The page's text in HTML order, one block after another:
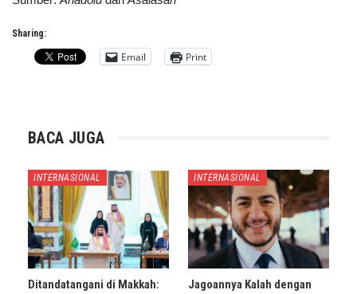
Sharing:
Email Print
BACA JUGA
INTERNASIONAL
Ditandatangani di Makkah:
INTERNASIONAL
Jagoannya Kalah dengan